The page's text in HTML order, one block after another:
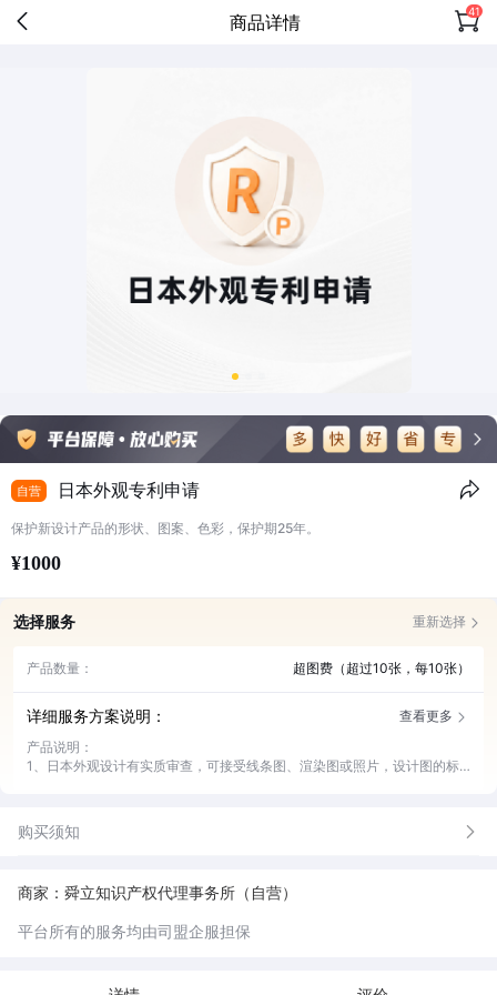
商品详情 41
自营 日本外观专利申请
保护新设计产品的形状、图案、色彩，保护期25年。
¥1000
选择服务 重新选择
产品数量： 超图费（超过10张，每10张）
详细服务方案说明：
查看更多
产品说明：
1、日本外观设计有实质审查，可接受线条图、渲染图或照片，设计图的标
观递交；
3、正常审查需6-8个月，加速审查2.5-3.5个月可获授权，加速审查有条件
购买须知
商家：舜立知识产权代理事务所（自营）
平台所有的服务均由司盟企服担保